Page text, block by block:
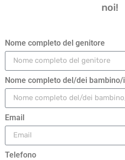
noi!
Nome completo del genitore
Nome completo del/dei bambino/i
Email
Telefono